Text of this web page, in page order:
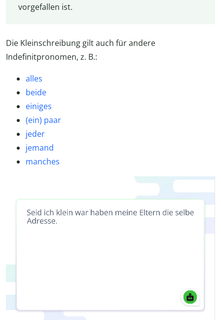
vorgefallen ist.
Die Kleinschreibung gilt auch für andere
Indefinitpronomen, z. B.:
alles
beide
einiges
(ein) paar
jeder
jemand
manches